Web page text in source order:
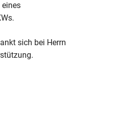
sich bei Herrn